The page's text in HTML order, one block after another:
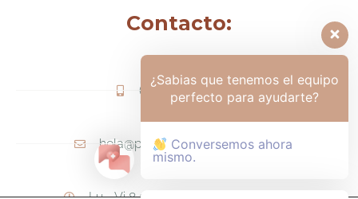
Contacto:
(+57) 317-6006425
hola@psicologamariapaula.com
¿Sabias que tenemos el equipo
perfecto para ayudarte?
Conversemos ahora
mismo.